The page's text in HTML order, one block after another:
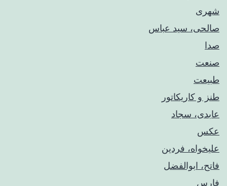
شهری
صالحی، سید عباس
صدا
صنعت
طبیعت
طنز و کاریکاتور
عابدی، سجاد
عکس
علیخواه، فردین
فاتح، ابوالفضل
فارس